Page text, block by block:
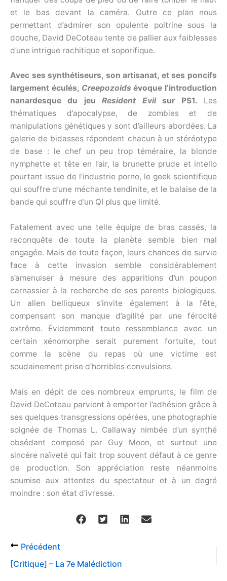
et le bas devant la caméra. Outre ce plan nous
permettant d’admirer son opulente poitrine sous la
douche, David DeCoteau tente de pallier aux faiblesses
d’une intrigue rachitique et soporifique.
Avec ses synthétiseurs, son artisanat, et ses poncifs
largement éculés, Creepozoids évoque l’introduction
nanardesque du jeuResident Evilsur PS1. Les
thématiques d’apocalypse, de zombies et de
manipulations génétiques y sont d’ailleurs abordées. La
galerie de bidasses répondent chacun à un stéréotype
de base : le chef un peu trop téméraire, la blonde
nymphette et tête en l’air, la brunette prude et intello
pourtant issue de l’industrie porno, le geek scientifique
qui souffre d’une méchante tendinite, et le balaise de la
bande qui souffre d’un QI plus que limité.
Fatalement avec une telle équipe de bras cassés, la
reconquête de toute la planète semble bien mal
engagée. Mais de toute façon, leurs chances de survie
face à cette invasion semble considérablement
s’amenuiser à mesure des apparitions d’un poupon
carnassier à la recherche de ses parents biologiques.
Un alien belliqueux s’invite également à la fête,
compensant son manque d’agilité par une férocité
extrême. Évidemment toute ressemblance avec un
certain xénomorphe serait purement fortuite, tout
comme la scène du repas où une victime est
soudainement prise d’horribles convulsions.
Mais en dépit de ces nombreux emprunts, le film de
David DeCoteau parvient à emporter l’adhésion grâce à
ses quelques transgressions opérées, une photographie
soignée de Thomas L. Callaway nimbée d’un synthé
obsédant composé par Guy Moon, et surtout une
sincère naïveté qui fait trop souvent défaut à ce genre
de production. Son appréciation reste néanmoins
soumise aux attentes du spectateur et à un degré
moindre : son état d’ivresse.
Précédent
[Critique] – La 7e Malédiction